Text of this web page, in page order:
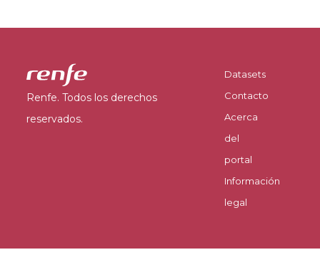
Renfe. Todos los derechos
reservados.
Datasets
Contacto
Acerca
del
portal
Información
legal